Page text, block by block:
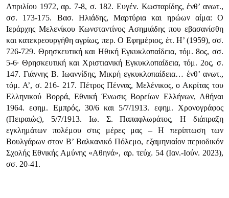
Απριλίου 1972, αρ. 7-8, σ. 182. Ευγέν. Κωσταρίδης, ένθ’ ανωτ.,
σσ. 173-175. Βασ. Ηλιάδης, Μαρτύρια και ηρώων αίμα: Ο
Ιεράρχης Μελενίκου Κωνσταντίνος Ασημιάδης που εβασανίσθη
και κατεκρεουργήθη αγρίως, περ. Ο Εφημέριος, έτ. Η’ (1959), σσ.
726-729. Θρησκευτική και Ηθική Εγκυκλοπαίδεια, τόμ. 8ος, σσ.
5-6· Θρησκευτική και Χριστιανική Εγκυκλοπαίδεια, τόμ. 2ος, σ.
147. Γιάννης Β. Ιωαννίδης, Μικρή εγκυκλοπαίδεια… ένθ’ ανωτ.,
τόμ. Α’, σ. 216- 217. Πέτρος Πέννας, Μελένικος, ο Ακρίτας του
Ελληνικού Βορρά, Εθνική Ένωσις Βορείων Ελλήνων, Αθήναι
1964. εφημ. Εμπρός, 30/6 και 5/7/1913. εφημ. Χρονογράφος
(Πειραι­ώς), 5/7/1913. Ιω. Σ. Παπαφλωράτος, Η διάπραξη
εγκλημάτων πολέμου στις μέρες μας – Η περίπτωση των
Βουλγάρων στον Β’ Βαλκανικό Πόλεμο, εξαμηνιαίον περιοδικόν
Σχολής Εθνικής Αμύνης «Αθηνά», αρ. τεύχ. 54 (Ιαν.-Ιούν. 2023),
σσ. 20-41.